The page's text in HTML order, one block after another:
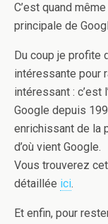
C’est quand
principale de
Du coup je profite
intéressante pour
intéressant : c’est
Google depuis
enrichissant de la
d’où vient Google.
Vous trouverez
détaillée ici.
Et enfin, pour